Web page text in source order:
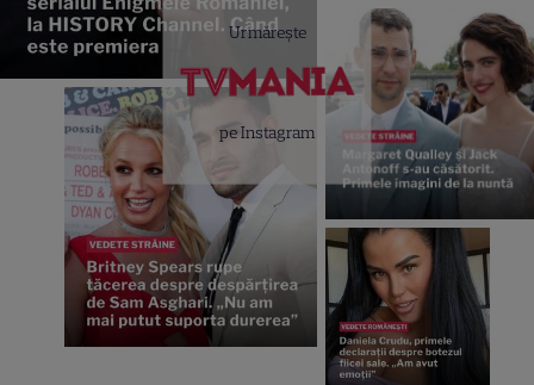
Urmărește
pe Instagram